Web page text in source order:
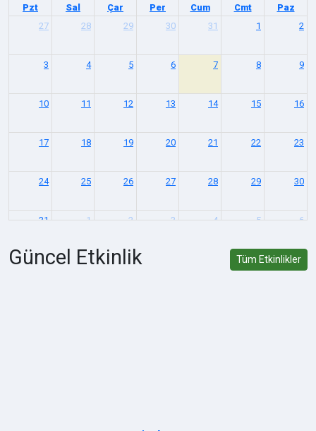
Pzt Sal Çar Per Cum Cmt
Paz
27
28 29 30 31 1 2
3 4 5 6 7 8 9
10 11 12 13 14 15 16
17 18 19 20 21 22 23
24 25 26 27 28 29 30
31 1 2 3 4 5 6
Güncel Etkinlik Tüm Etkinlikler